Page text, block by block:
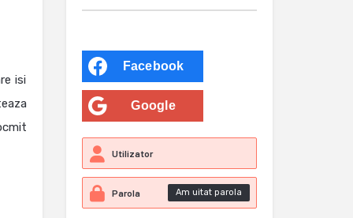
isi
Facebook
Google
Am uitat parola